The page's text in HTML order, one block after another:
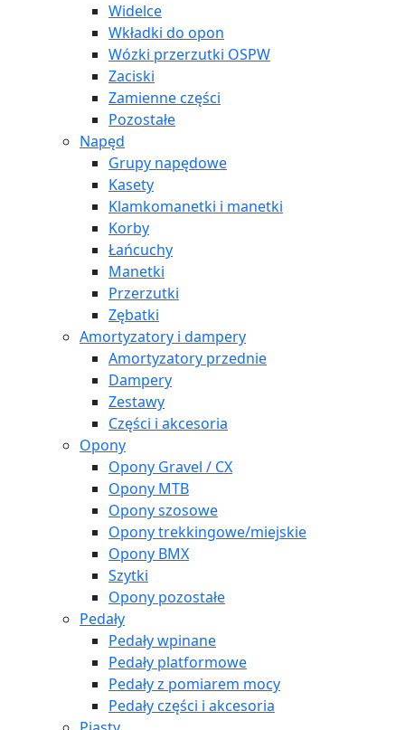
Widelce
Wkładki do opon
Wózki przerzutki OSPW
Zaciski
Zamienne części
Pozostałe
Napęd
Grupy napędowe
Kasety
Klamkomanetki i manetki
Korby
Łańcuchy
Manetki
Przerzutki
Zębatki
Amortyzatory i dampery
Amortyzatory przednie
Dampery
Zestawy
Części i akcesoria
Opony
Opony Gravel / CX
Opony MTB
Opony szosowe
Opony trekkingowe/miejskie
Opony BMX
Szytki
Opony pozostałe
Pedały
Pedały wpinane
Pedały platformowe
Pedały z pomiarem mocy
Pedały części i akcesoria